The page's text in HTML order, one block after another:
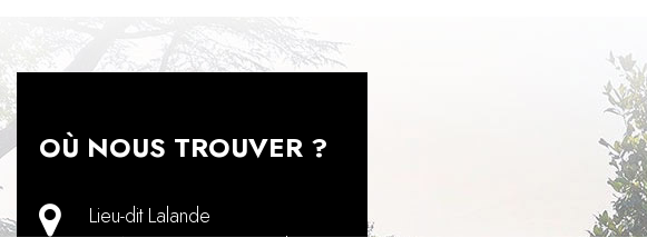
OÙ NOUS TROUVER ?
Lieu-dit Lalande